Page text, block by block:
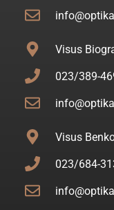
Visus
023/389-
Visus
023/684-